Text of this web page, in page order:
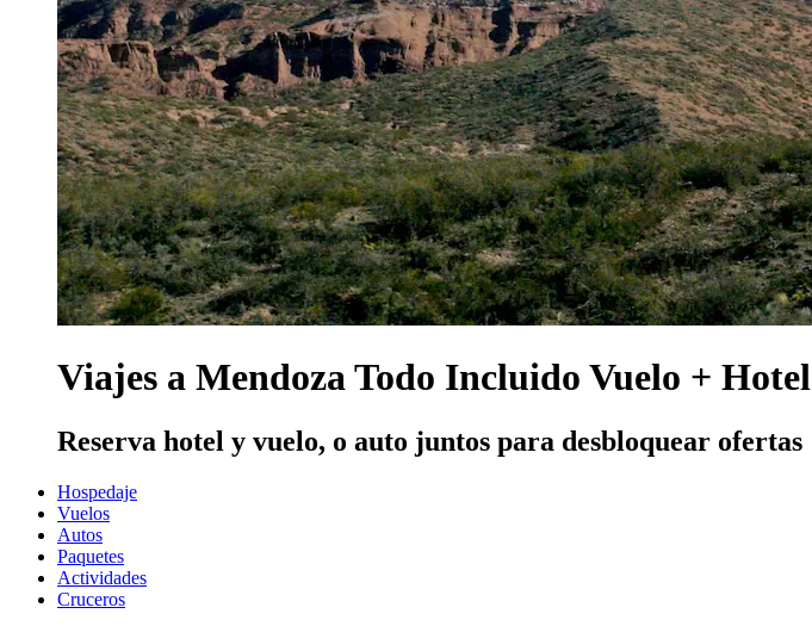
Viajes a Mendoza Todo Incluido Vuelo + Hotel
Reserva hotel y vuelo, o auto juntos para desbloquear ofertas
Hospedaje
Vuelos
Autos
Paquetes
Actividades
Cruceros